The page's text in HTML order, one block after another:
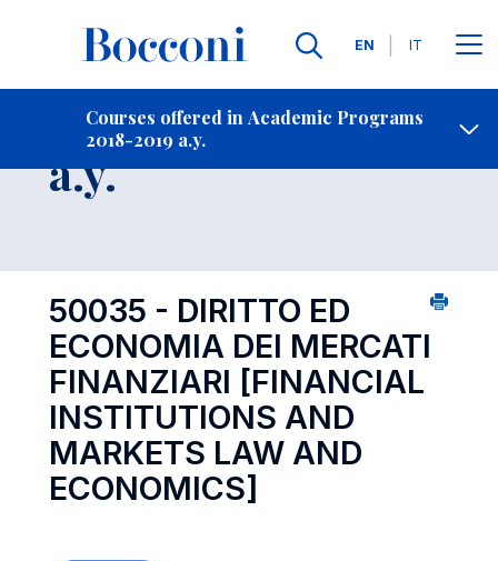
Languages
EN IT
Courses offered in Academic Programs
2018-2019 a.y.
Contact Us
Course 2018-2019
a.y.
50035 - DIRITTO ED
ECONOMIA DEI MERCATI
FINANZIARI [FINANCIAL
INSTITUTIONS AND
MARKETS LAW AND
ECONOMICS]